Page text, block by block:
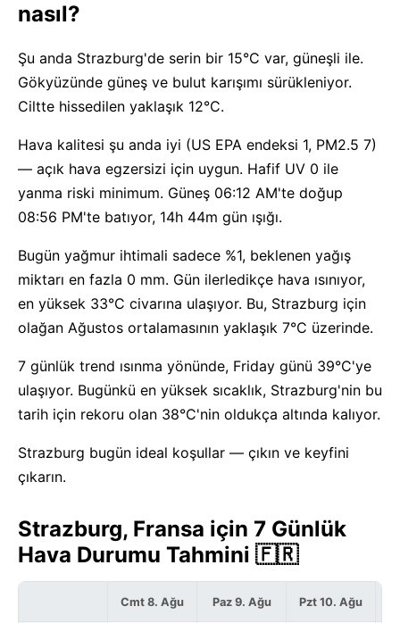
nasıl?
Şu anda Strazburg'de serin bir 15°C var, güneşli ile.
Gökyüzünde güneş ve bulut karışımı sürükleniyor.
Ciltte hissedilen yaklaşık 12°C.
Hava kalitesi şu anda iyi (US EPA endeksi 1, PM2.5 7)
— açık hava egzersizi için uygun. Hafif UV 0 ile
yanma riski minimum. Güneş 06:12 AM'te doğup
08:56 PM'te batıyor, 14h 44m gün ışığı.
Bugün yağmur ihtimali sadece %1, beklenen yağış
miktarı en fazla 0 mm. Gün ilerledikçe hava ısınıyor,
en yüksek 33°C civarına ulaşıyor. Bu, Strazburg için
olağan Ağustos ortalamasının yaklaşık 7°C üzerinde.
7 günlük trend ısınma yönünde, Friday günü 39°C'ye
ulaşıyor. Bugünkü en yüksek sıcaklık, Strazburg'nin bu
tarih için rekoru olan 38°C'nin oldukça altında kalıyor.
Strazburg bugün ideal koşullar — çıkın ve keyfini
çıkarın.
Strazburg, Fransa için 7 Günlük
Hava Durumu Tahmini 🇫🇷
Cmt 8. Ağu Paz 9. Ağu Pzt 10. Ağu